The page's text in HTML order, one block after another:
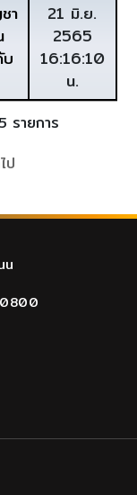
า
21 มิ.ย.
2565
16:16:10
น.
รายการ
ป
น